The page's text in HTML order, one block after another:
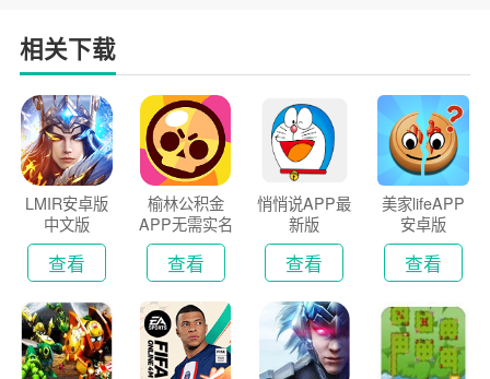
相关下载
LMIR安卓版
中文版
查看
榆林公积金
APP无需实名
认证版
查看
悄悄说APP最
新版
查看
美家lifeAPP
安卓版
查看